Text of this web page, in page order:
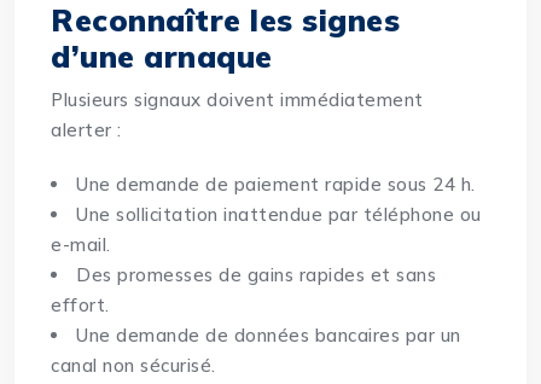
Reconnaître les signes
d’une arnaque
Plusieurs signaux doivent immédiatement
alerter :
Une demande de paiement rapide sous 24 h.
Une sollicitation inattendue par téléphone ou
e-mail.
Des promesses de gains rapides et sans
effort.
Une demande de données bancaires par un
canal non sécurisé.